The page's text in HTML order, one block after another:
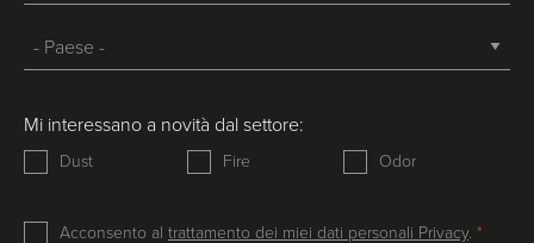
Mi interessano a novità dal settore:
Dust Fire Odor
Acconsento al trattamento dei miei dati personali Privacy.